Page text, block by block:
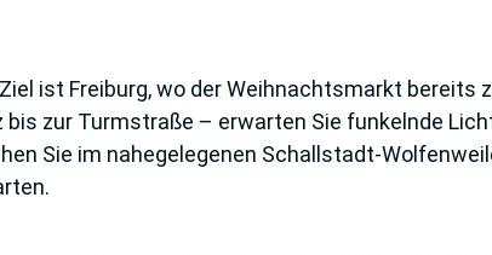
ist Freiburg, wo der Weihnachtsmarkt
zur Turmstraße – erwarten Sie funkelnde
Sie im nahegelegenen Schallstadt-